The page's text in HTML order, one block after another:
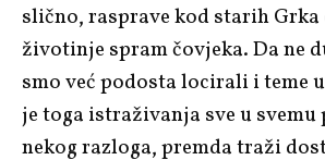
slično, rasprave kod starih
životinje spram čovjeka. Da ne
smo već podosta locirali i teme
je toga istraživanja sve u svemu
nekog razloga, premda traži